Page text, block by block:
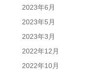
2023年6月
2023年5月
2023年3月
2022年12月
2022年10月